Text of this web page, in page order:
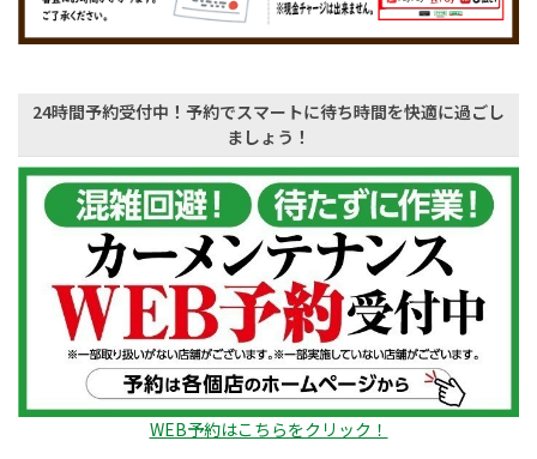
24時間予約受付中！予約でスマートに待ち時間を快適に過ごし
ましょう！
WEB予約はこちらをクリック！